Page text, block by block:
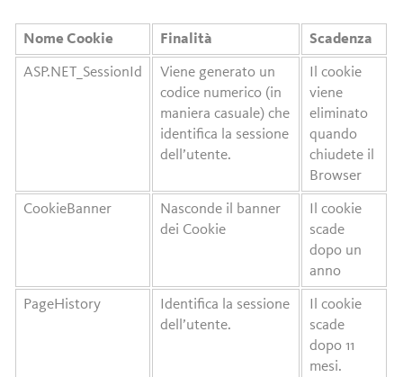
Nome Cookie Finalità Scadenza
ASP.NET_SessionId
Viene generato un
codice numerico (in
maniera casuale) che
identifica la sessione
dell’utente.
Il cookie
viene
eliminato
quando
chiudete il
Browser
CookieBanner
Nasconde il banner
dei Cookie
Il cookie
scade
dopo un
anno
PageHistory
Identifica la sessione
dell’utente.
Il cookie
scade
dopo 11
mesi.